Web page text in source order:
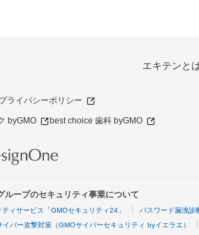
エキテンと
プライバシーポリシー
byGMO best choice 歯科 byGMO
ループのセキュリティ事業について
ィサービス「GMOセキュリティ24」 パスワード漏洩診
イバー攻撃対策（GMOサイバーセキュリティ byイエラエ）